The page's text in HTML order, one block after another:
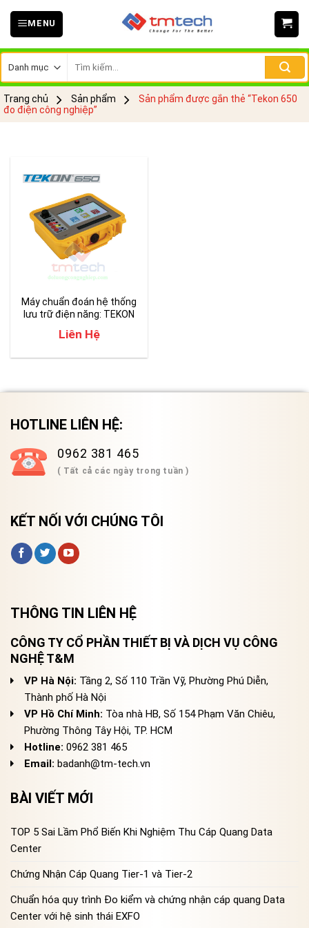
Skip
MENU
kiếm:
Trang chủ Sản phẩm
Sản phẩm được gắn thẻ “Tekon 650
đo điện công nghiệp”
Máy chuẩn đoán hệ thống
lưu trữ điện năng: TEKON
Liên Hệ
HOTLINE LIÊN HỆ:
0962 381 465
( Tất cả các ngày trong tuần )
KẾT NỐI VỚI CHÚNG TÔI
THÔNG TIN LIÊN HỆ
CÔNG TY CỔ PHẦN THIẾT BỊ VÀ DỊCH VỤ CÔNG
NGHỆ T&M
VP Hà Nội: Tầng 2, Số 110 Trần Vỹ, Phường Phú Diễn,
Thành phố Hà Nội
VP Hồ Chí Minh: Tòa nhà HB, Số 154 Phạm Văn Chiêu,
Phường Thông Tây Hội, TP. HCM
Hotline: 0962 381 465
Email: badanh@tm-tech.vn
BÀI VIẾT MỚI
TOP 5 Sai Lầm Phổ Biến Khi Nghiệm Thu Cáp Quang Data
Center
Chứng Nhận Cáp Quang Tier-1 và Tier-2
Chuẩn hóa quy trình Đo kiểm và chứng nhận cáp quang Data
Center với hệ sinh thái EXFO